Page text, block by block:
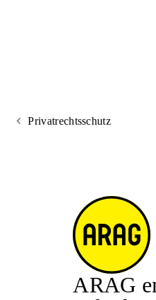
Privatrechtsschutz
ARAG